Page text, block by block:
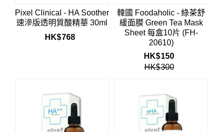
Pixel Clinical - HA Soother
速滲版透明質酸精華 30ml
HK$768
韓國 Foodaholic - 綠茶舒
緩面膜 Green Tea Mask
Sheet 每盒10片 (FH-
20610)
HK$150
HK$300